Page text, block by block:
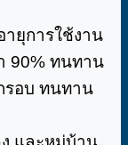
ยุการใช้งาน
90% ทนทาน
รอบ ทนทาน